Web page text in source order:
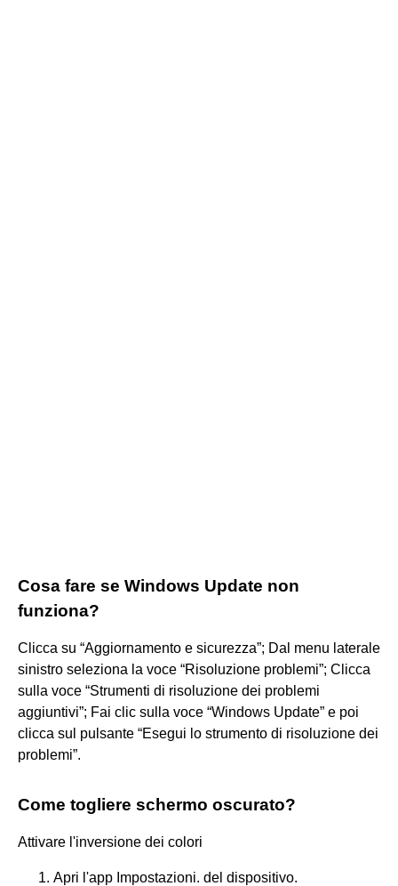
Cosa fare se Windows Update non
funziona?
Clicca su “Aggiornamento e sicurezza”; Dal menu laterale
sinistro seleziona la voce “Risoluzione problemi”; Clicca
sulla voce “Strumenti di risoluzione dei problemi
aggiuntivi”; Fai clic sulla voce “Windows Update” e poi
clicca sul pulsante “Esegui lo strumento di risoluzione dei
problemi”.
Come togliere schermo oscurato?
Attivare l'inversione dei colori
Apri l'app Impostazioni. del dispositivo.